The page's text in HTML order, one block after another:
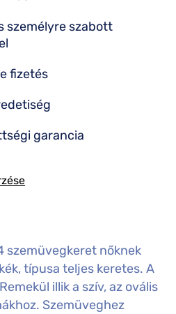
szemüvegkeret nőknek
típusa teljes keretes. A
illik a szív, az ovális
Szemüveghez
személyre szabott
fizetés
garancia